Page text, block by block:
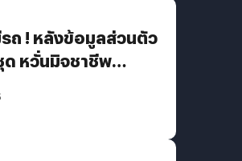
ถ ! หลังข้อมูลส่วนตัว
หวั่นมิจชาชีพ
ไม่ใช่แฮ็กเกอร์